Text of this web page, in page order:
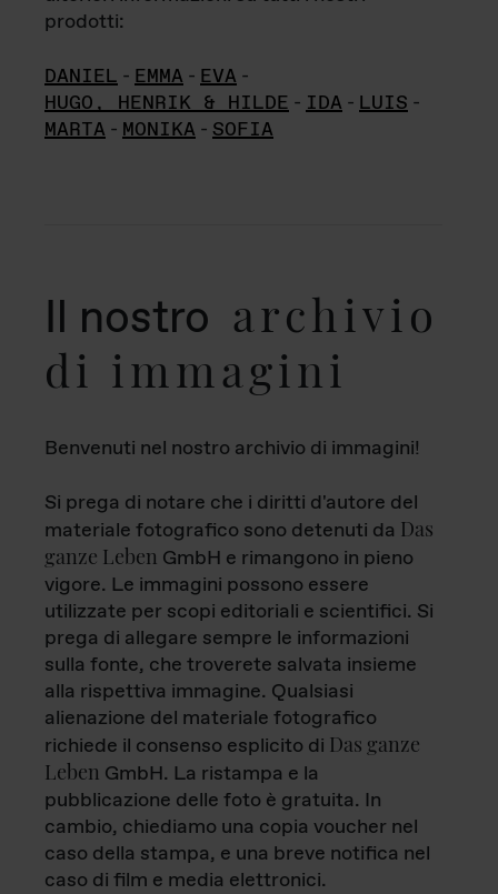
prodotti:
DANIEL - EMMA - EVA -
HUGO, HENRIK & HILDE - IDA - LUIS -
MARTA - MONIKA - SOFIA
Il nostro archivio
di immagini
Benvenuti nel nostro archivio di immagini!
Si prega di notare che i diritti d'autore del
materiale fotografico sono detenuti da Das
ganze Leben GmbH e rimangono in pieno
vigore. Le immagini possono essere
utilizzate per scopi editoriali e scientifici. Si
prega di allegare sempre le informazioni
sulla fonte, che troverete salvata insieme
alla rispettiva immagine. Qualsiasi
alienazione del materiale fotografico
richiede il consenso esplicito di Das ganze
Leben GmbH. La ristampa e la
pubblicazione delle foto è gratuita. In
cambio, chiediamo una copia voucher nel
caso della stampa, e una breve notifica nel
caso di film e media elettronici.